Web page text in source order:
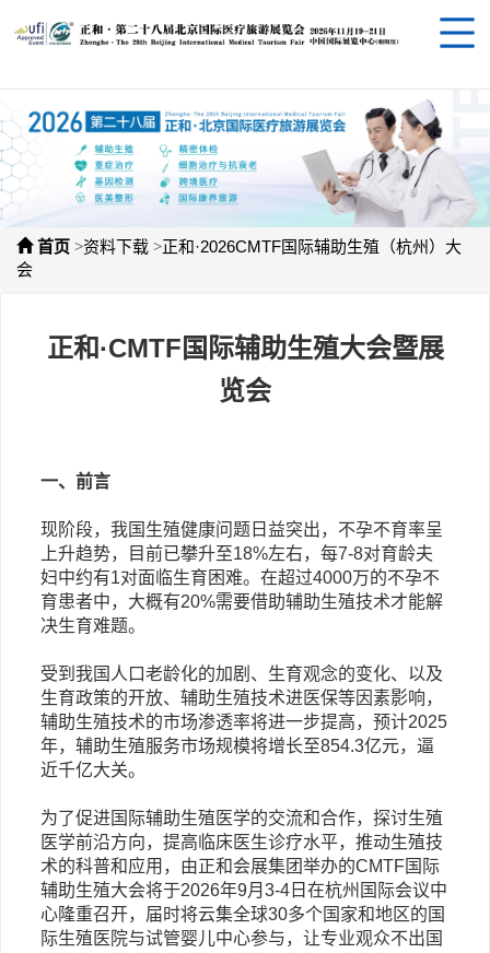
首页 >资料下载 >正和·2026CMTF国际辅助生殖（杭州）大
会
正和·CMTF国际辅助生殖大会暨展
览会
一、前言
现阶段，我国生殖健康问题日益突出，不孕不育率呈
上升趋势，目前已攀升至18%左右，每7-8对育龄夫
妇中约有1对面临生育困难。在超过4000万的不孕不
育患者中，大概有20%需要借助辅助生殖技术才能解
决生育难题。
受到我国人口老龄化的加剧、生育观念的变化、以及
生育政策的开放、辅助生殖技术进医保等因素影响，
辅助生殖技术的市场渗透率将进一步提高，预计2025
年，辅助生殖服务市场规模将增长至854.3亿元，逼
近千亿大关。
为了促进国际辅助生殖医学的交流和合作，探讨生殖
医学前沿方向，提高临床医生诊疗水平，推动生殖技
术的科普和应用，由正和会展集团举办的CMTF国际
辅助生殖大会将于2026年9月3-4日在杭州国际会议中
心隆重召开，届时将云集全球30多个国家和地区的国
际生殖医院与试管婴儿中心参与，让专业观众不出国